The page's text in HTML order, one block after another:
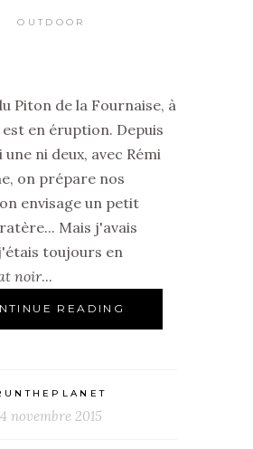
OUTDOOR
Piton de la Fournaise, à
est en éruption. Depuis
ni deux, avec Rémi
on prépare nos
envisage un petit
Mais j'avais
toujours en
noir...
READING
4 novembre 2015